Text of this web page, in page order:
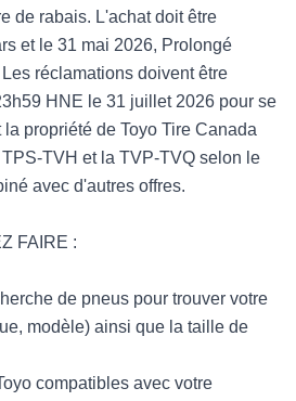
de rabais. L'achat doit être
et le 31 mai 2026, Prolongé
réclamations doivent être
HNE le 31 juillet 2026 pour se
propriété de Toyo Tire Canada
TVH et la TVP-TVQ selon le
avec d'autres offres.
FAIRE :
de pneus pour trouver votre
modèle) ainsi que la taille de
compatibles avec votre